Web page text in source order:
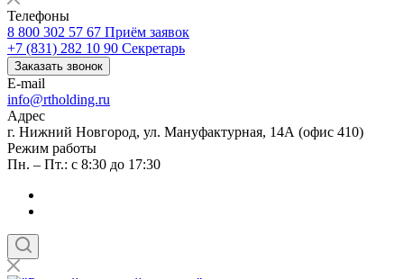
Телефоны
8 800 302 57 67 Приём заявок
+7 (831) 282 10 90 Секретарь
Заказать звонок
E-mail
info@rtholding.ru
Адрес
г. Нижний Новгород, ул. Мануфактурная, 14А (офис 410)
Режим работы
Пн. – Пт.: с 8:30 до 17:30